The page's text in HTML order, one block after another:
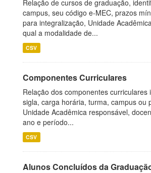
Relação de cursos de graduação,
campus, seu código e-MEC, prazos
para integralização, Unidade
qual a modalidade de...
CSV
Componentes Curriculares
Relação dos componentes curriculares
sigla, carga horária, turma, campus ou
Unidade Acadêmica responsável,
ano e período...
CSV
Alunos Concluídos da